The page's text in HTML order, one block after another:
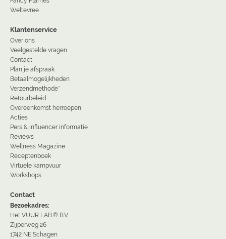
Weltevree
Klantenservice
Over ons
Veelgestelde vragen
Contact
Plan je afspraak
Betaalmogelijkheden
Verzendmethode*
Retourbeleid
Overeenkomst herroepen
Acties
Pers & influencer informatie
Reviews
Wellness Magazine
Receptenboek
Virtuele kampvuur
Workshops
Contact
Bezoekadres:
Het VUUR LAB.® B.V.
Zijperweg 26
1742 NE Schagen